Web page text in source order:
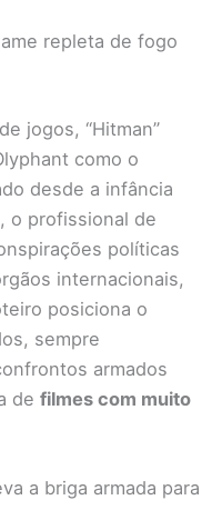
repleta de fogo
jogos, “Hitman”
como o
desde a infância
o profissional de
políticas
internacionais,
posiciona o
sempre
armados
de filmes com muito
a briga armada para